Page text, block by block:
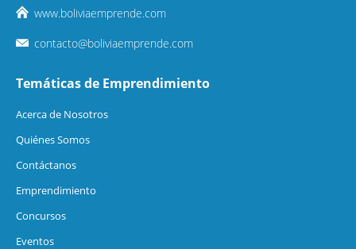
www.boliviaemprende.com
contacto@boliviaemprende.com
Temáticas de Emprendimiento
Acerca de Nosotros
Quiénes Somos
Contáctanos
Emprendimiento
Concursos
Eventos